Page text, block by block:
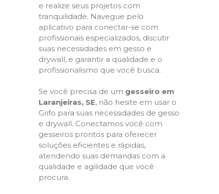
e realize seus projetos com
tranquilidade. Navegue pelo
aplicativo para conectar-se com
profissionais especializados, discutir
suas necessidades em gesso e
drywall, e garantir a qualidade e o
profissionalismo que você busca.
Se você precisa de um gesseiro em
Laranjeiras, SE, não hesite em usar o
Grifo para suas necessidades de gesso
e drywall. Conectamos você com
gesseiros prontos para oferecer
soluções eficientes e rápidas,
atendendo suas demandas com a
qualidade e agilidade que você
procura.